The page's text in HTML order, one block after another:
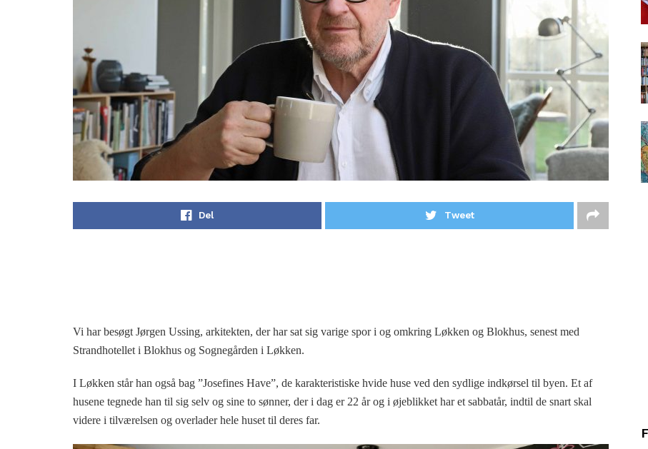
Del Tweet
Vi har besøgt Jørgen Ussing, arkitekten, der har sat sig varige spor i og omkring Løkken og Blokhus, senest med
Strandhotellet i Blokhus og Sognegården i Løkken.
I Løkken står han også bag ”Josefines Have”, de karakteristiske hvide huse ved den sydlige indkørsel til byen. Et af
husene tegnede han til sig selv og sine to sønner, der i dag er 22 år og i øjeblikket har et sabbatår, indtil de snart skal
videre i tilværelsen og overlader hele huset til deres far.